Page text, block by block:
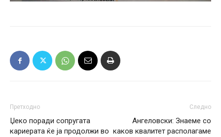
Претходно
Џеко поради сопругата
кариерата ќе ја продолжи во
Следно
Ангеловски: Знаеме со
каков квалитет располагаме